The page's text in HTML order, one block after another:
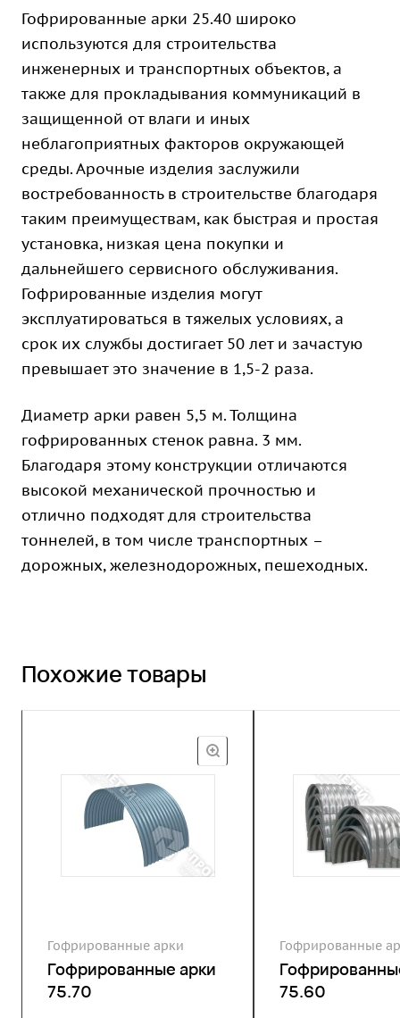
Гофрированные арки 25.40 широко
используются для строительства
инженерных и транспортных объектов, а
также для прокладывания коммуникаций в
защищенной от влаги и иных
неблагоприятных факторов окружающей
среды. Арочные изделия заслужили
востребованность в строительстве благодаря
таким преимуществам, как быстрая и простая
установка, низкая цена покупки и
дальнейшего сервисного обслуживания.
Гофрированные изделия могут
эксплуатироваться в тяжелых условиях, а
срок их службы достигает 50 лет и зачастую
превышает это значение в 1,5-2 раза.
Диаметр арки равен 5,5 м. Толщина
гофрированных стенок равна. 3 мм.
Благодаря этому конструкции отличаются
высокой механической прочностью и
отлично подходят для строительства
тоннелей, в том числе транспортных –
дорожных, железнодорожных, пешеходных.
Похожие товары
Гофрированные арки
Гофрированные арки
75.70
Гофрированные
75.60